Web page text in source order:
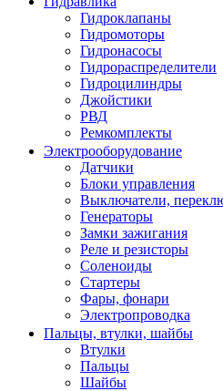
Гидроклапаны
Гидромоторы
Гидронасосы
Гидрораспределители
Гидроцилиндры
Джойстики
РВД
Ремкомплекты
Электрооборудование
Датчики
Блоки управления
Выключатели,
Генераторы
Замки зажигания
Реле и резисторы
Соленоиды
Стартеры
Фары, фонари
Электропроводка
Пальцы, втулки, шайбы
Втулки
Пальцы
Шайбы